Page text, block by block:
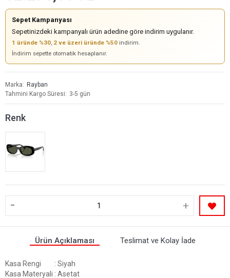
Sepet Kampanyası
Sepetinizdeki kampanyalı ürün adedine göre indirim uygulanır.
1 üründe %30, 2 ve üzeri üründe %50 indirim.
İndirim sepette otomatik hesaplanır.
Marka
Rayban
Tahmini Kargo Süresi
3-5 gün
Renk
- +
Ürün Açıklaması Teslimat ve Kolay İade
Kasa Rengi
: Siyah
Kasa Materyali : Asetat